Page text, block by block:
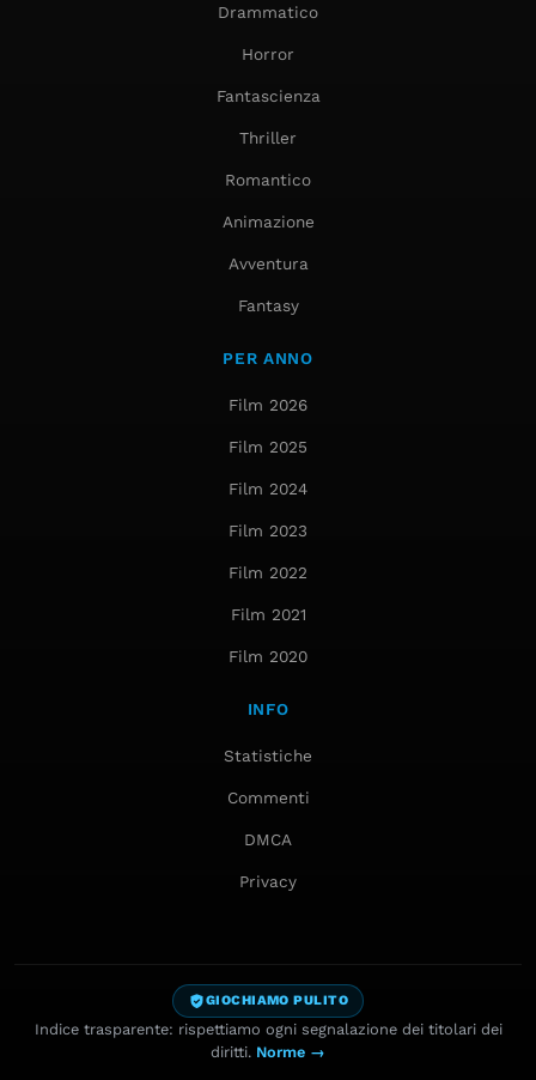
Drammatico
Horror
Fantascienza
Thriller
Romantico
Animazione
Avventura
Fantasy
PER ANNO
Film 2026
Film 2025
Film 2024
Film 2023
Film 2022
Film 2021
Film 2020
INFO
Statistiche
Commenti
DMCA
Privacy
GIOCHIAMO PULITO
Indice trasparente: rispettiamo ogni segnalazione dei titolari dei
diritti. Norme →